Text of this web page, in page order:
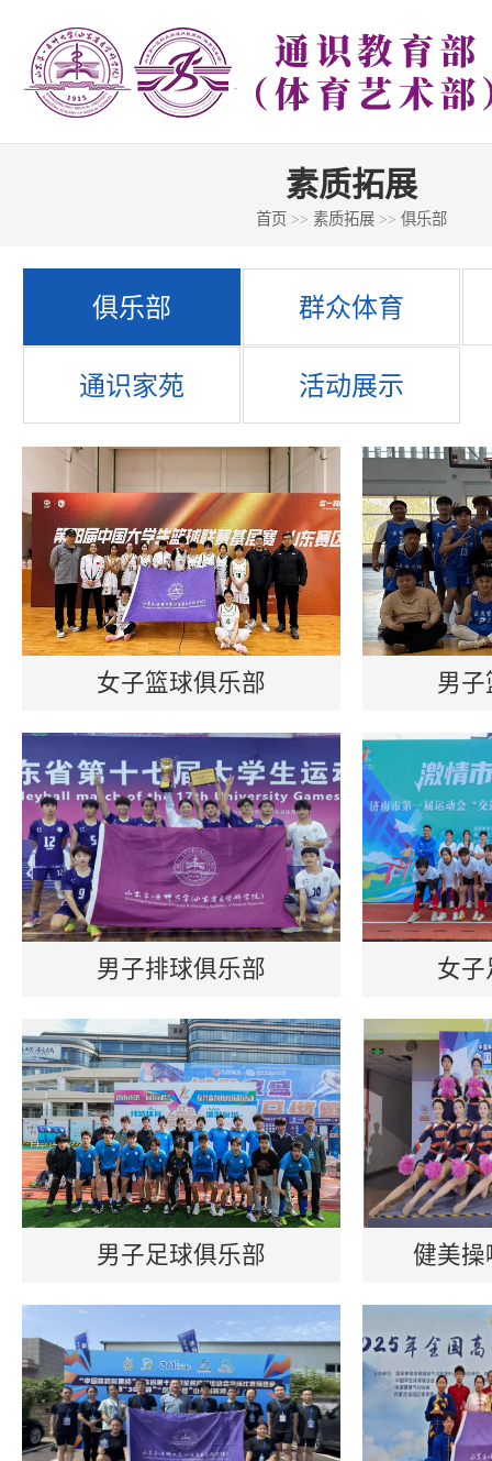
素质拓展
首页 >> 素质拓展 >> 俱乐部
俱乐部 群众体育
通识家苑 活动展示
女子篮球俱乐部 男子
男子排球俱乐部 女子
男子足球俱乐部 健美操